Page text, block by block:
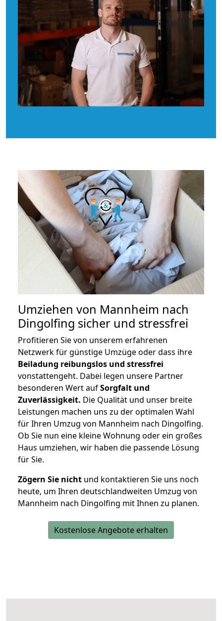
Umziehen von Mannheim nach
Dingolfing sicher und stressfrei
Profitieren Sie von unserem erfahrenen
Netzwerk für günstige Umzüge oder dass ihre
Beiladung reibungslos und stressfrei
vonstattengeht. Dabei legen unsere Partner
besonderen Wert aufSorgfalt und
Zuverlässigkeit. Die Qualität und unser breite
Leistungen machen uns zu der optimalen Wahl
für Ihren Umzug von Mannheim nach Dingolfing.
Ob Sie nun eine kleine Wohnung oder ein großes
Haus umziehen, wir haben die passende Lösung
für Sie.
Zögern Sie nicht und kontaktieren Sie uns noch
heute, um Ihren deutschlandweiten Umzug von
Mannheim nach Dingolfing mit Ihnen zu planen.
Kostenlose Angebote erhalten